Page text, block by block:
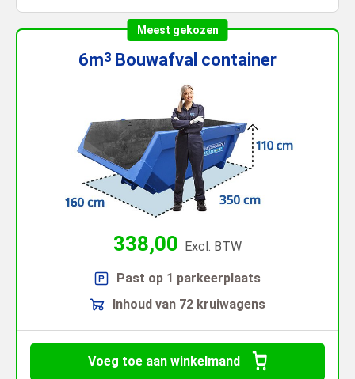
Meest gekozen
6m3 Bouwafval container
338,00 Excl. BTW
Past op 1 parkeerplaats
Inhoud van 72 kruiwagens
Voeg toe aan winkelmand